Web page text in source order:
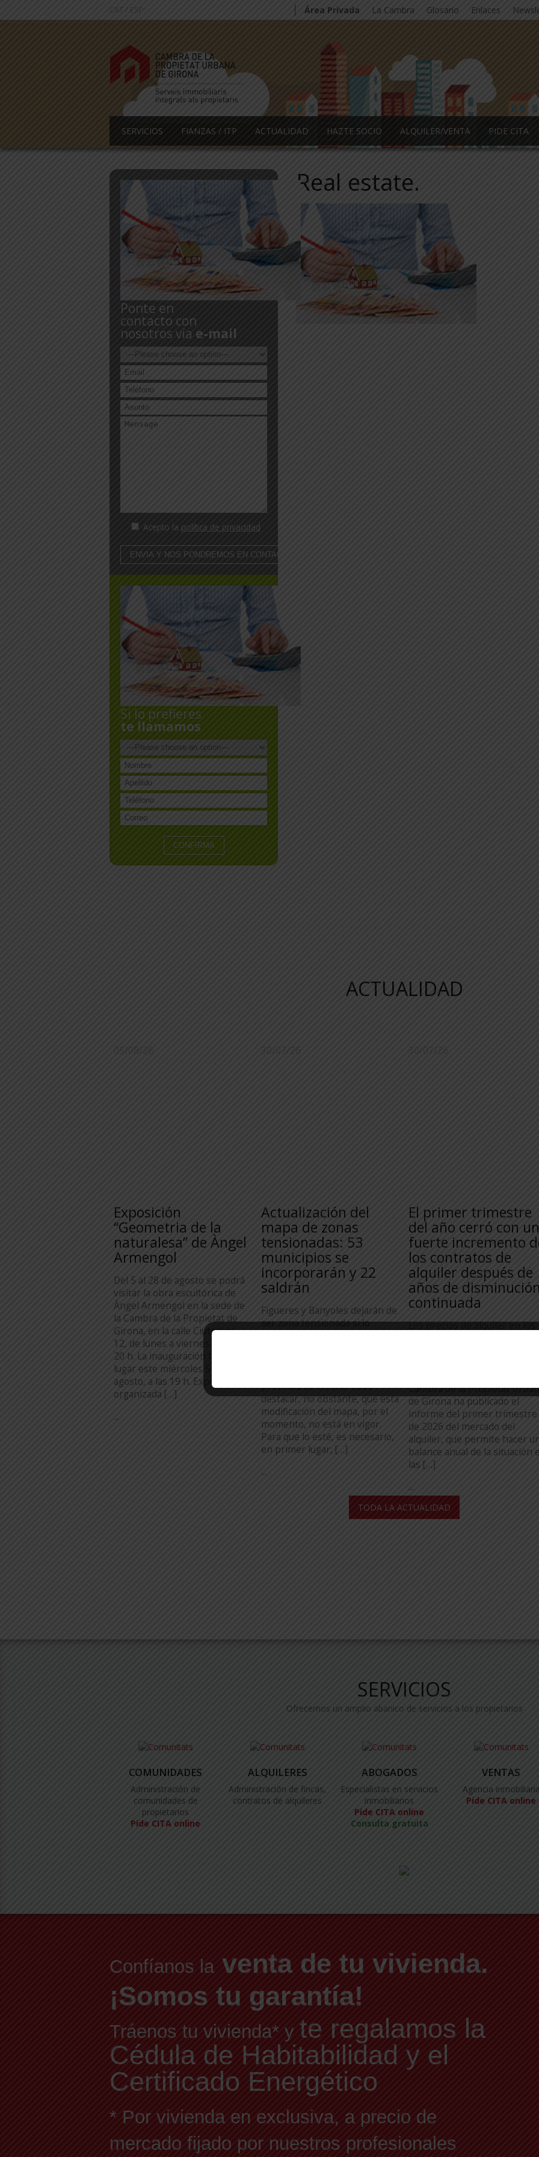
CAT / ESP Área Privada La Cambra Glosario Enlaces
SERVICIOS FIANZAS / ITP ACTUALIDAD HAZTE SOCIO ALQUILER/VENTA PIDE CITA
Real estate.
Ponte en
contacto con
nosotros vía e-mail
Acepto la política de privacidad
Si lo prefieres
te llamamos
ACTUALIDAD
05/08/26
Exposición
“Geometria de la
naturalesa” de Àngel
Armengol
Del 5 al 28 de agosto se podrá
visitar la obra escultórica de
Àngel Armengol en la sede de
la Cambra de la Propietat de
Girona, en la calle Ciutadans,
12, de lunes a viernes de 17 a
20 h. La inauguración tendrá
lugar este miércoles 5 de
agosto, a las 19 h. Exposición
organizada […]
...
30/07/26
Actualización del
mapa de zonas
tensionadas: 53
municipios se
incorporarán y 22
saldrán
Figueres y Banyoles dejarán de
ser zona tensionada si lo
provincia de Girona. Cabe
destacar, no obstante, que esta
modificación del mapa, por el
momento, no está en vigor.
Para que lo esté, es necesario,
en primer lugar, […]
...
30/07/26
El primer trimestre
del año cerró con un
fuerte incremento
los contratos de
alquiler después de
años de disminución
continuada
Los precios de alquiler en los
Cambra de la Propietat
de Girona ha publicado el
informe del primer trimestre
de 2026 del mercado del
alquiler, que permite hacer
balance anual de la situación
las […]
...
TODA LA ACTUALIDAD
SERVICIOS
Ofrecemos un amplio abanico de servicios a los propietarios
COMUNIDADES
Administración de
comunidades de
propietarios
Pide CITA online
ALQUILERES
Administración de fincas,
contratos de alquileres
ABOGADOS
Especialistas en servicios
inmobiliarios
Pide CITA online
Consulta gratuita
VENTAS
Agencia inmobiliaria
Pide CITA online
Confíanos la venta de tu vivienda.
¡Somos tu garantía!
Tráenos tu vivienda* y te regalamos la
Cédula de Habitabilidad y el
Certificado Energético
* Por vivienda en exclusiva, a precio de
mercado fijado por nuestros profesionales